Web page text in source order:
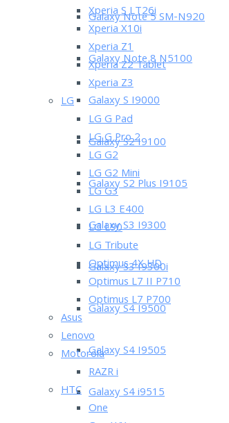
Galaxy Note 5 SM-N920
Galaxy Note 8 N5100
Galaxy S I9000
Galaxy S2 I9100
Galaxy S2 Plus I9105
Galaxy S3 I9300
Galaxy S3 I9300i
Galaxy S4 I9500
Galaxy S4 I9505
Galaxy S4 i9515
Xperia S LT26i
Xperia X10i
Xperia Z1
Xperia Z2 Tablet
Xperia Z3
LG
LG G Pad
LG G Pro 2
LG G2
LG G2 Mini
LG G3
LG L3 E400
LG L90
LG Tribute
Optimus 4X HD
Optimus L7 II P710
Optimus L7 P700
Asus
Lenovo
Motorola
RAZR i
HTC
One